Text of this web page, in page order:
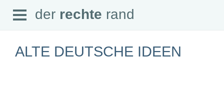
der rechte rand
Open
Menu
der rechte rand
ALTE DEUTSCHE IDEEN